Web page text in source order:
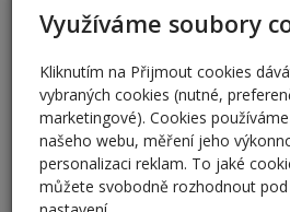
rok 2026/202
Odlišná organizace školního
27. 2. 2026
Zápis 2026 - výsledky
Využíváme soubory
Kliknutím na Přijmout cookies
vybraných cookies (nutné,
marketingové). Cookies
našeho webu, měření jeho
personalizaci reklam. To jaké
můžete svobodně rozhodnout